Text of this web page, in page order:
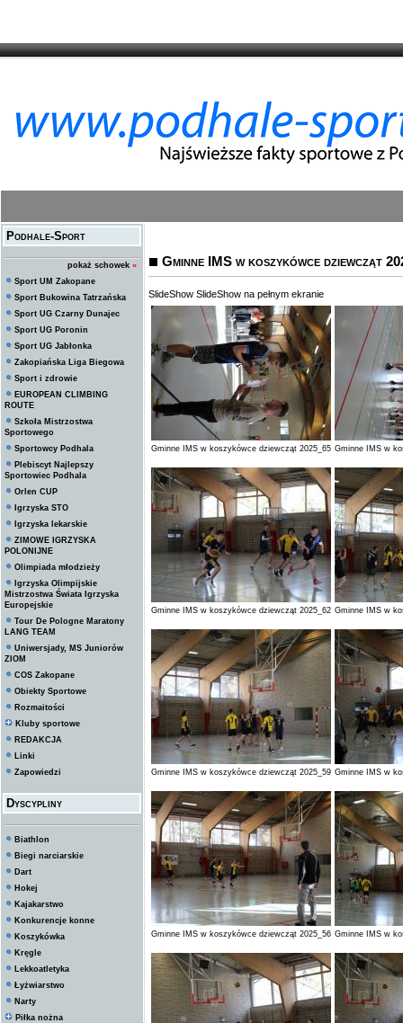
Podhale-Sport
pokaż schowek »
Sport UM Zakopane
Sport Bukowina Tatrzańska
Sport UG Czarny Dunajec
Sport UG Poronin
Sport UG Jabłonka
Zakopiańska Liga Biegowa
Sport i zdrowie
EUROPEAN CLIMBING
ROUTE
Szkoła Mistrzostwa
Sportowego
Sportowcy Podhala
Plebiscyt Najlepszy
Sportowiec Podhala
Orlen CUP
Igrzyska STO
Igrzyska lekarskie
ZIMOWE IGRZYSKA
POLONIJNE
Olimpiada młodzieży
Igrzyska Olimpijskie
Mistrzostwa Świata Igrzyska
Europejskie
Tour De Pologne Maratony
LANG TEAM
Uniwersjady, MS Juniorów
ZIOM
COS Zakopane
Obiekty Sportowe
Rozmaitości
Kluby sportowe
REDAKCJA
Linki
Zapowiedzi
Dyscypliny
Biathlon
Biegi narciarskie
Dart
Hokej
Kajakarstwo
Konkurencje konne
Koszykówka
Kręgle
Lekkoatletyka
Łyżwiarstwo
Narty
Piłka nożna
Gminne IMS w koszykówce dziewcząt
SlideShow SlideShow na pełnym ekranie
Gminne IMS w koszykówce dziewcząt 2025_65 Gminne IMS w
Gminne IMS w koszykówce dziewcząt 2025_62 Gminne IMS w
Gminne IMS w koszykówce dziewcząt 2025_59 Gminne IMS w
Gminne IMS w koszykówce dziewcząt 2025_56 Gminne IMS w